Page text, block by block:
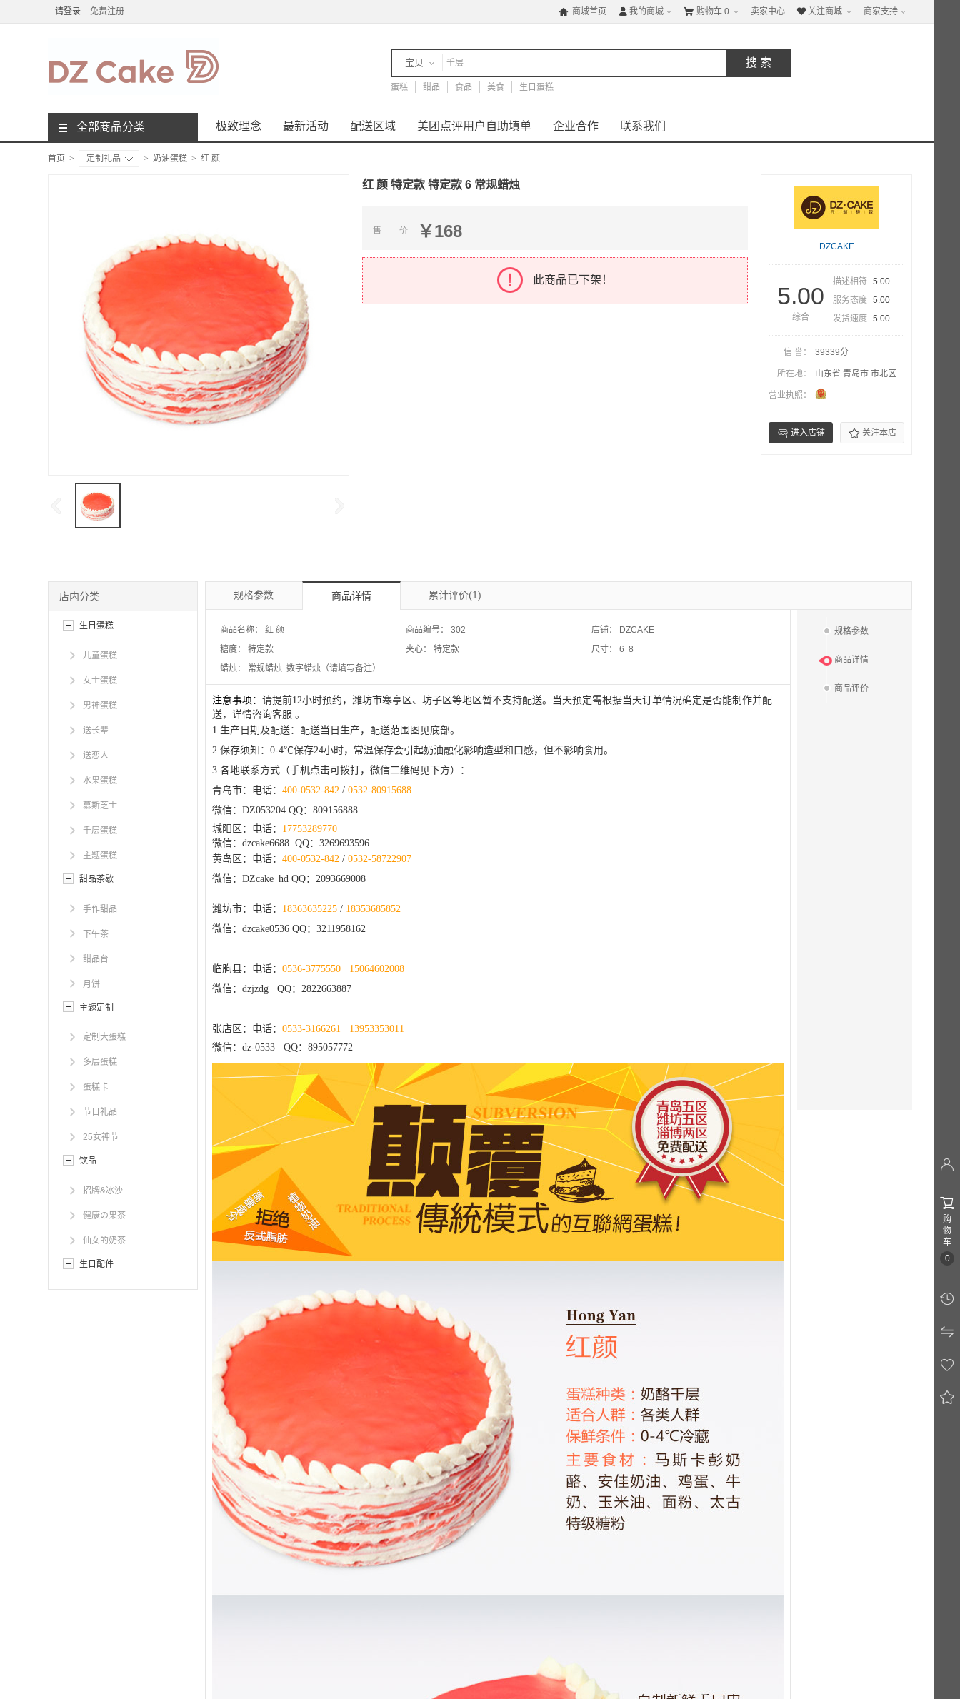
请登录 免费注册  商城首页  我的商城  购物车 0 卖家中心  关注商城 商家支持
宝贝
店铺
蛋糕 甜品 食品 美食 生日蛋糕
全部商品分类 极致理念 最新活动 配送区域 美团点评用户自助填单 企业合作 联系我们
首页 > 定制礼品 > 奶油蛋糕 > 红 颜
红 颜 特定款 特定款 6 常规蜡烛
售 价 ￥168
此商品已下架！
DZCAKE
5.00
综合
描述相符 5.00
服务态度
5.00
发货速度
5.00
信 誉： 39339分
所在地： 山东省 青岛市 市北区
营业执照：
 进入店铺  关注本店
店内分类
生日蛋糕
儿童蛋糕
女士蛋糕
男神蛋糕
送长辈
送恋人
水果蛋糕
慕斯芝士
千层蛋糕
主题蛋糕
甜品茶歇
手作甜品
下午茶
甜品台
月饼
主题定制
定制大蛋糕
多层蛋糕
蛋糕卡
节日礼品
25女神节
饮品
招牌&冰沙
健康の果茶
仙女的奶茶
生日配件
规格参数 商品详情 累计评价(1)
规格参数
商品详情
商品评价
商品名称： 红 颜 商品编号： 302 店铺：
DZCAKE
糖度： 特定款 夹心： 特定款 尺寸： 6 8
蜡烛： 常规蜡烛 数字蜡烛（请填写备注）
注意事项： 请提前12小时预约，潍坊市寒亭区、坊子区等地区暂不支持配送。当天预定需根据当天订单情况确定是否能制作并配
送，详情咨询客服 。
1.生产日期及配送：配送当日生产，配送范围图见底部。
2.保存须知：0-4℃保存24小时，常温保存会引起奶油融化影响造型和口感，但不影响食用。
3.各地联系方式（手机点击可拨打，微信二维码见下方）
：
青岛市：电话： 400-0532-842 / 0532-80915688
微信：DZ053204 QQ： 809156888
城阳区：电话： 17753289770
微信：dzcake6688 QQ：3269693596
黄岛区：电话： 400-0532-842 / 0532-58722907
微信：DZcake_hd QQ：2093669008
潍坊市：电话： 18363635225 / 18353685852
微信：dzcake0536 QQ：3211958162
临朐县：电话： 0536-3775550
15064602008
微信：dzjzdg QQ：2822663887
张店区：电话： 0533-3166261
13953353011
微信：dz-0533 QQ：895057772


购
物
车
0



